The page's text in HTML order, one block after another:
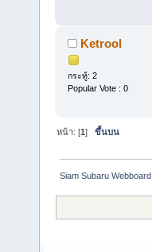
Ketrool
กระทู้: 2
Popular Vote : 0
หน้า: [1]ขึ้นบน
Siam Subaru Webboard